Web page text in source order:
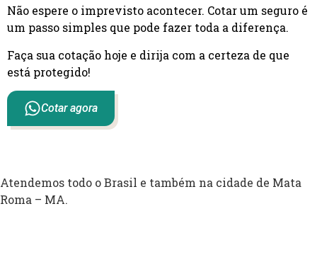
Não espere o imprevisto acontecer. Cotar um seguro é
um passo simples que pode fazer toda a diferença.
Faça sua cotação hoje e dirija com a certeza de que
está protegido!
Cotar agora
Atendemos todo o Brasil e também na cidade de Mata
Roma – MA.